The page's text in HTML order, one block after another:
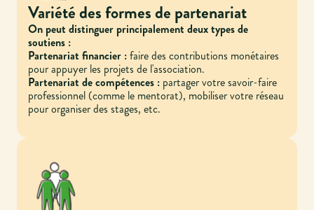
Variété des formes de partenariat
On peut distinguer principalement deux types de
soutiens :
Partenariat financier :faire des contributions monétaires
pour appuyer les projets de l'association.
Partenariat de compétences : partager votre savoir-faire
professionnel (comme le mentorat), mobiliser votre réseau
pour organiser des stages, etc.